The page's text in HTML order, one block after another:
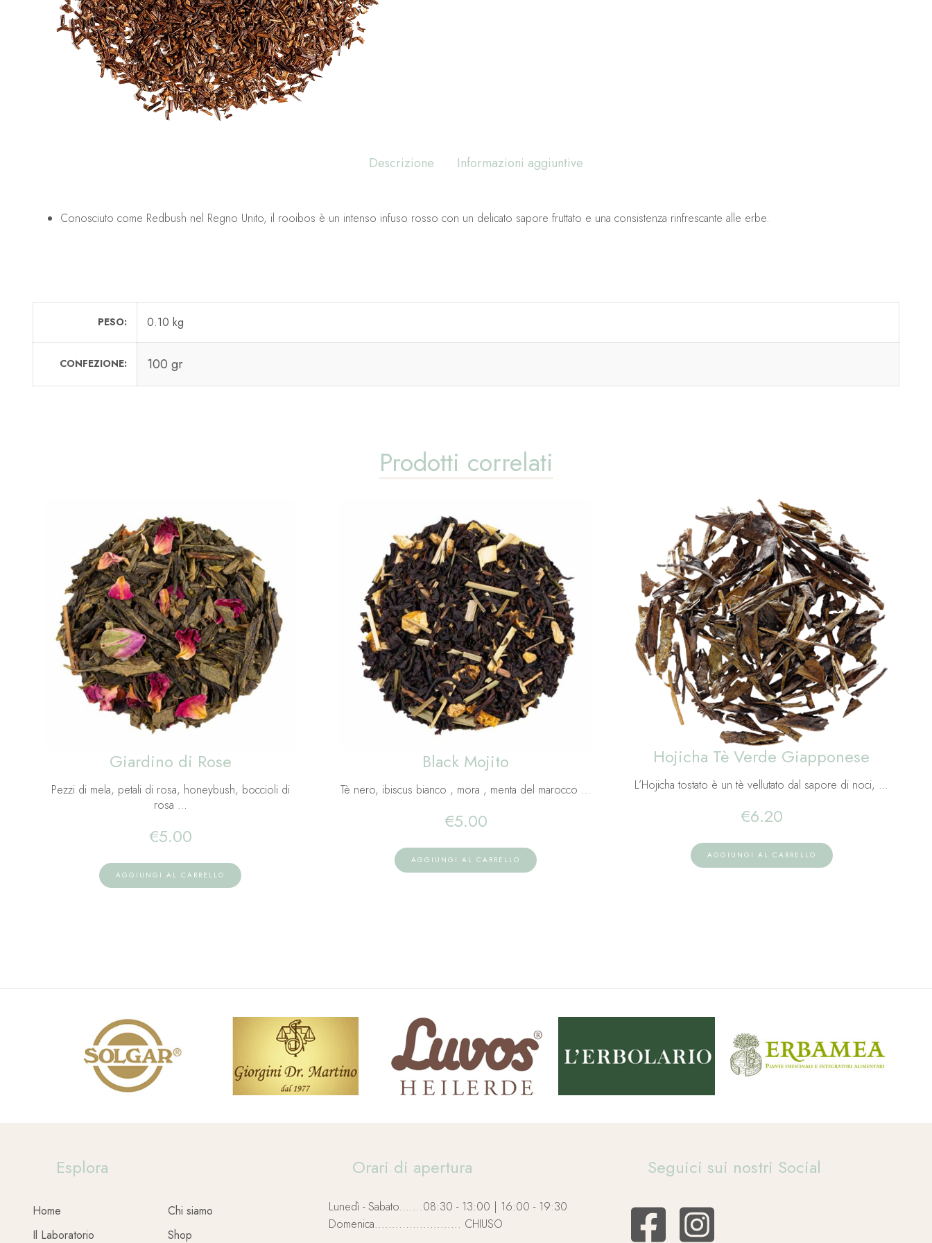
Descrizione Informazioni aggiuntive
Conosciuto come Redbush nel Regno Unito, il rooibos è un intenso infuso rosso con un delicato sapore fruttato e una consistenza rinfrescante alle erbe.
PESO 0.10 kg
CONFEZIONE 100 gr
Prodotti correlati
Giardino di Rose
Pezzi di mela, petali di rosa, honeybush, boccioli di
rosa …
€5.00
AGGIUNGI AL CARRELLO
Black Mojito
Tè nero, ibiscus bianco , mora , menta del marocco …
€5.00
AGGIUNGI AL CARRELLO
Hojicha Tè Verde Giapponese
L’Hojicha tostato è un tè vellutato dal sapore di noci, …
€6.20
AGGIUNGI AL CARRELLO
Esplora
Home
Chi siamo
Il Laboratorio
Shop
Orari di apertura
Lunedì - Sabato.......08:30 - 13:00 | 16:00 - 19:30
Domenica......................... CHIUSO
Seguici sui nostri Social